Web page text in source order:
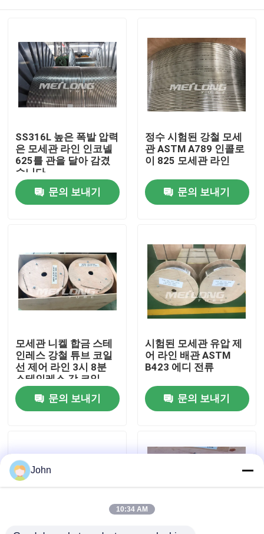
화면
우리에 대하여
공장 여행
품질 관리
뉴스
경우
SS316L 높은 폭발 압력
은 모세관 라인 인코넬
625를 관을 달아 감겼
습니다
문의 보내기
정수 시험된 강철 모세
관 ASTM A789 인콜로
이 825 모세관 라인
문의 보내기
모세관 니켈 합금 스테
인레스 강철 튜브 코일
선 제어 라인 3시 8분
스테인레스 강 코일
문의 보내기
시험된 모세관 유압 제
어 라인 배관 ASTM
B423 에디 전류
문의 보내기
John
10:34 AM